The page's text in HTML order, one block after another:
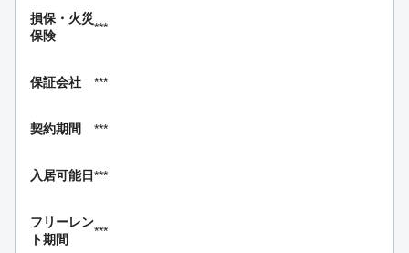
損保・ 火災
保険
***
保証会社 ***
契約期間 ***
入居可能日***
フリーレン
ト期間
***